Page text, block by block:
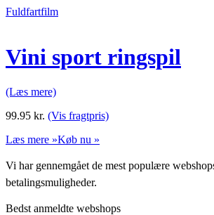
Fuldfartfilm
Vini sport ringspil
(Læs mere)
99.95 kr. (Vis fragtpris)
Læs mere »Køb nu »
Vi har gennemgået de mest populære
betalingsmuligheder.
Bedst anmeldte webshops